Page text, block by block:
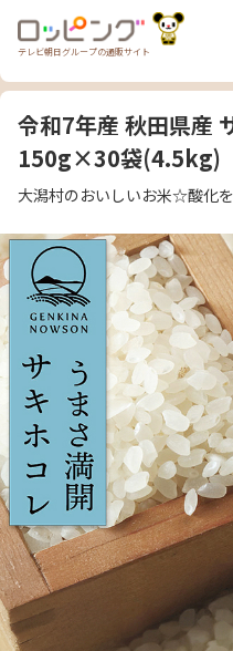
テレビ朝日グループの通販サイト
令和7年産 秋田県産
150g×30袋(4.5kg)
大潟村のおいしいお米☆酸化